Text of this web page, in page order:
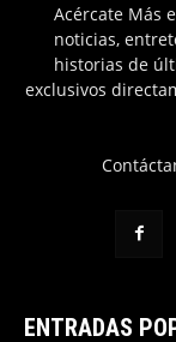
Acércate Más
noticias,
historias de
exclusivos
ENTRADAS